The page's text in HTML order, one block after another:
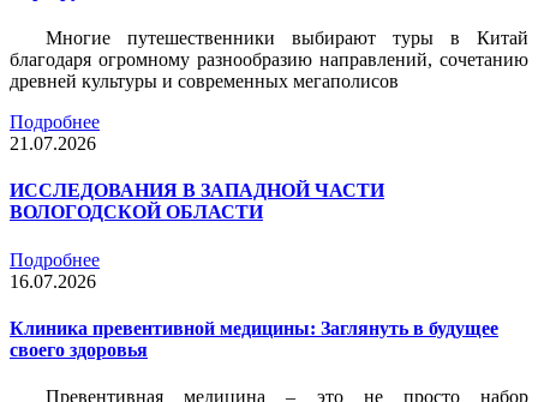
Многие путешественники выбирают туры в Китай
благодаря огромному разнообразию направлений, сочетанию
древней культуры и современных мегаполисов
Подробнее
21.07.2026
ИССЛЕДОВАНИЯ В ЗАПАДНОЙ ЧАСТИ
ВОЛОГОДСКОЙ ОБЛАСТИ
Подробнее
16.07.2026
Клиника превентивной медицины: Заглянуть в будущее
своего здоровья
Превентивная медицина – это не просто набор